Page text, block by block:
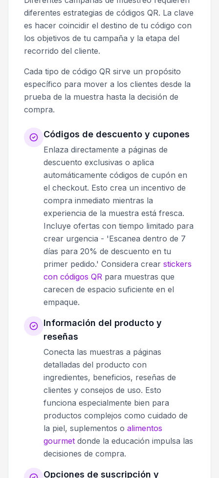
diferentes estrategias de códigos QR. La clave
es hacer coincidir el destino de tu código con
los objetivos de tu campaña y la etapa del
recorrido del cliente.
Cada tipo de código QR sirve un propósito
específico para mover a los clientes desde la
prueba de la muestra hasta la decisión de
compra.
Códigos de descuento y cupones
Enlaza directamente a páginas de
descuento exclusivas o aplica
automáticamente códigos de cupón en
el checkout. Esto crea un incentivo de
compra inmediato mientras la
experiencia de la muestra está fresca.
Incluye ofertas con tiempo limitado para
crear urgencia - 'Escanea dentro de 7
días para 20% de descuento en tu
primer pedido.' Considera crear stickers
con códigos QR para muestras que
carecen de espacio suficiente en el
empaque.
Información del producto y
reseñas
Conecta las muestras a páginas
detalladas del producto con
ingredientes, beneficios, reseñas de
clientes y consejos de uso. Esto
funciona especialmente bien para
productos complejos como cuidado de
la piel, suplementos o alimentos
gourmet donde la educación impulsa las
decisiones de compra.
Opciones de suscripción y